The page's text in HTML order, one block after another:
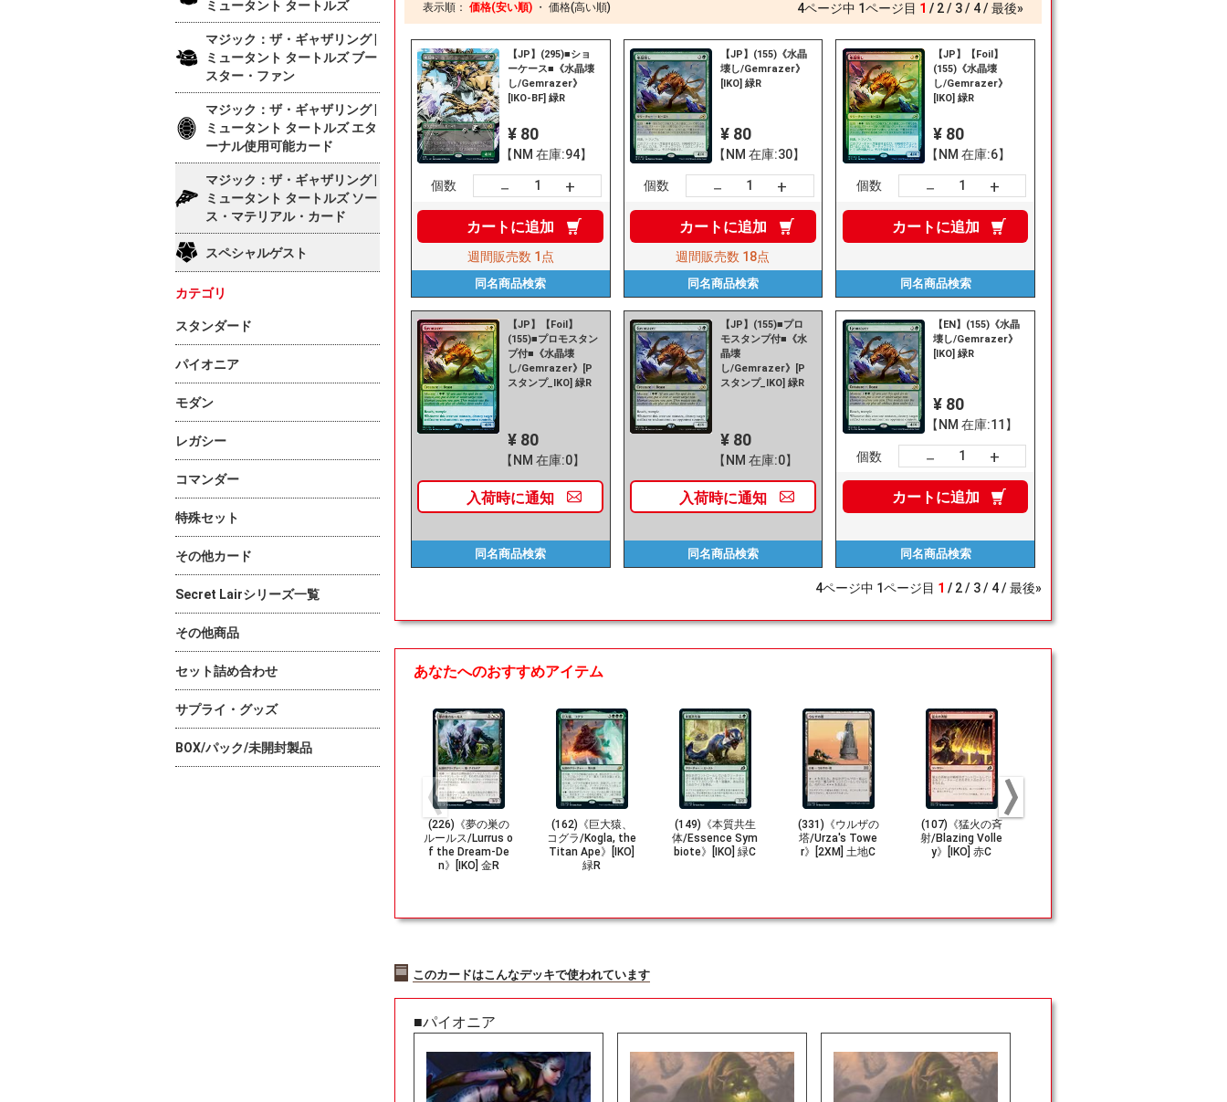
表示順： 価格(安い順) ・ 価格(高い順) 4ページ中 1ページ目 1 2 3 4 最後»
【JP】(295)■ショ
ーケース■《水晶壊
し/Gemrazer》
[IKO-BF] 緑R
¥ 80
【NM 在庫:94】
個数 － +
カートに追加
週間販売数 1点
同名商品検索
【JP】(155)《水晶
壊し/Gemrazer》
[IKO] 緑R
¥ 80
【NM 在庫:30】
個数 － +
カートに追加
週間販売数 18点
同名商品検索
【JP】【Foil】
(155)《水晶壊
し/Gemrazer》
[IKO] 緑R
¥ 80
【NM 在庫:6】
個数 － +
カートに追加
同名商品検索
【JP】【Foil】
(155)■プロモスタン
プ付■《水晶壊
し/Gemrazer》[P
スタンプ_IKO] 緑R
¥ 80
【NM 在庫:0】
入荷時に通知
同名商品検索
【JP】(155)■プロ
モスタンプ付■《水
晶壊
し/Gemrazer》[P
スタンプ_IKO] 緑R
¥ 80
【NM 在庫:0】
入荷時に通知
同名商品検索
【EN】(155)《水晶
壊し/Gemrazer》
[IKO] 緑R
¥ 80
【NM 在庫:11】
個数 － +
カートに追加
同名商品検索
4ページ中 1ページ目 1 2 3 4 最後»
あなたへのおすすめアイテム
(226)《夢の巣の
ルールス/Lurrus o
f the Dream-De
n》[IKO] 金R
(162)《巨大猿、
コグラ/Kogla, the
Titan Ape》[IKO]
緑R
(149)《本質共生
体/Essence Sym
biote》[IKO] 緑C
(331)《ウルザの
塔/Urza's Towe
r》[2XM] 土地C
(107)《猛火の斉
射/Blazing Volle
y》[IKO] 赤C
このカードはこんなデッキで使われています
■パイオニア